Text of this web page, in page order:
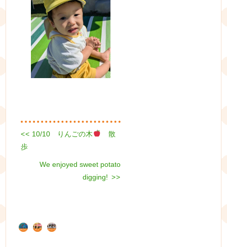
投
ナ
シ
ョ
Previous
post:
<< 10/10 りんごの木
散
歩
Next
We enjoyed sweet potato
digging! >>